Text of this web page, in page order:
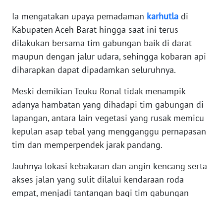
Ia mengatakan upaya pemadaman karhutla di
Kabupaten Aceh Barat hingga saat ini terus
dilakukan bersama tim gabungan baik di darat
maupun dengan jalur udara, sehingga kobaran api
diharapkan dapat dipadamkan seluruhnya.
Meski demikian Teuku Ronal tidak menampik
adanya hambatan yang dihadapi tim gabungan di
lapangan, antara lain vegetasi yang rusak memicu
kepulan asap tebal yang mengganggu pernapasan
tim dan memperpendek jarak pandang.
Jauhnya lokasi kebakaran dan angin kencang serta
akses jalan yang sulit dilalui kendaraan roda
empat, menjadi tantangan bagi tim gabungan
WN
RIAU
WN
SERAMBI
WN
JAMBI
WN
SULTRA
WN
NTB